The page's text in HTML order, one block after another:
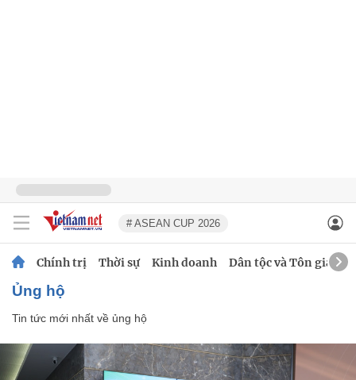
# ASEAN CUP 2026
Chính trị Thời sự Kinh doanh Dân tộc và Tôn giáo
ủng hộ
Tin tức mới nhất về ủng hộ